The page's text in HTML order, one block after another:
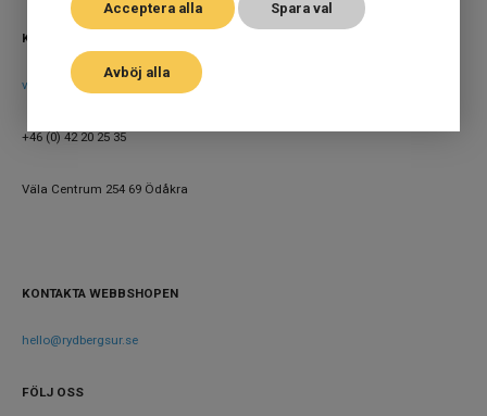
Acceptera alla Spara val
Avböj alla
KONTAKTA BUTIKEN
vala@klockmaster.com
+46 (0) 42 20 25 35
Väla Centrum 254 69 Ödåkra
KONTAKTA WEBBSHOPEN
hello@rydbergsur.se
FÖLJ OSS